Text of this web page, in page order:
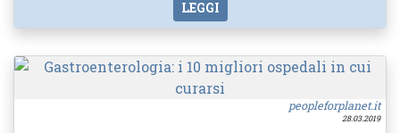
LEGGI
peopleforplanet.it
28.03.2019